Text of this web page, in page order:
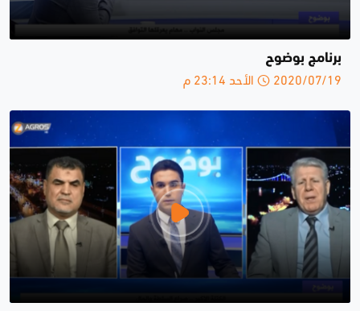
برنامج بوضوح
2020/07/19 الأحد 23:14 م